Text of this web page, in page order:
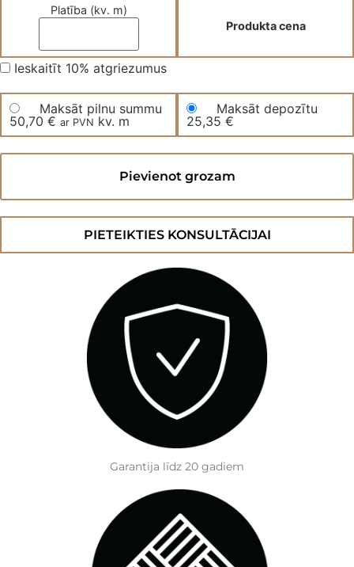
Platība (kv. m)
Produkta cena
Ieskaitīt 10% atgriezumus
Maksāt pilnu summu
50,70 € ar PVN kv. m
Maksāt depozītu
25,35 €
Trīsslāņu
ASH
light
Pievienot grozam
PIETEIKTIES KONSULTĀCIJAI
Garantija līdz 20 gadiem